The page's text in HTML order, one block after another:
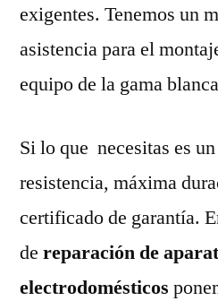
exigentes. Tenemos un
asistencia para el
equipo de la gama
Si lo que necesitas es
resistencia, máxima
certificado de garantía.
de reparación de
electrodomésticos